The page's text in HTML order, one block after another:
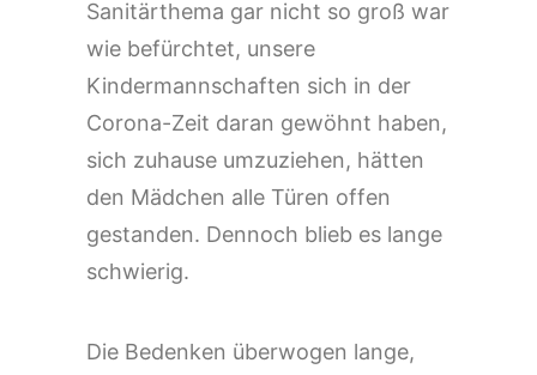
Sanitärthema gar nicht so groß war
wie befürchtet, unsere
Kindermannschaften sich in der
Corona-Zeit daran gewöhnt haben,
sich zuhause umzuziehen, hätten
den Mädchen alle Türen offen
gestanden. Dennoch blieb es lange
schwierig.
Die Bedenken überwogen lange,